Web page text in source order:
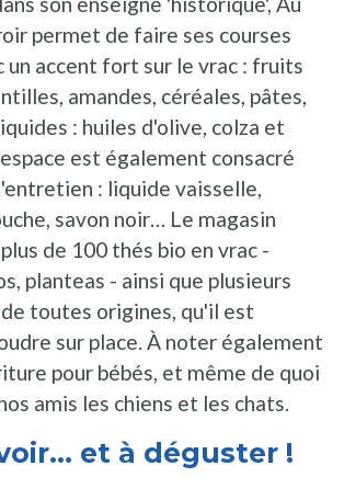
permet de faire ses courses
un accent fort sur le vrac : fruits
amandes, céréales, pâtes,
: huiles d'olive, colza et
est également consacré
: liquide vaisselle,
savon noir… Le magasin
de 100 thés bio en vrac -
planteas - ainsi que plusieurs
toutes origines, qu'il est
sur place. À noter également
pour bébés, et même de quoi
amis les chiens et les chats.
et à déguster !